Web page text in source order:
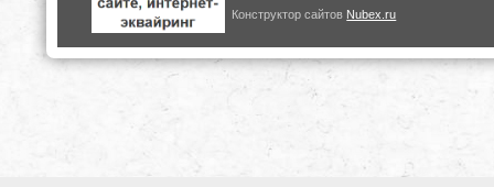
Конструктор сайтов Nubex.ru